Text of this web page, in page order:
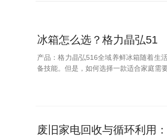
冰箱怎么选？格力晶弘51
产品：格力晶弘516全域养鲜冰箱随着生
备技能。但是，如何选择一款适合家庭需
废旧家电回收与循环利用：